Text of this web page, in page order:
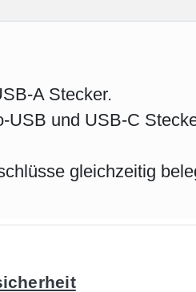
A Stecker.
USB und USB-C
gleichzeitig